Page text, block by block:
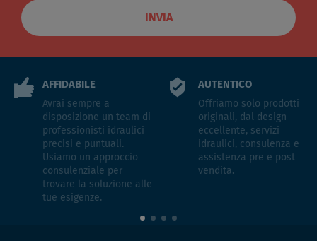
INVIA
AFFIDABILE
Avrai sempre a
disposizione un team di
professionisti idraulici
precisi e puntuali.
Usiamo un approccio
consulenziale per
trovare la soluzione alle
tue esigenze.
AUTENTICO
Offriamo solo prodotti
originali, dal design
eccellente, servizi
idraulici, consulenza e
assistenza pre e post
vendita.